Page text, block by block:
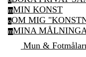
mMIN KONST
oOM MIG
mMINA
Mun &